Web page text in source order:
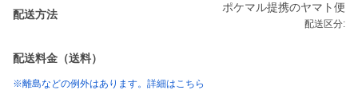
配送方法
ポケマル提携のヤマト便
配送区分:
配送料金（送料）
※離島などの例外はあります。詳細はこちら